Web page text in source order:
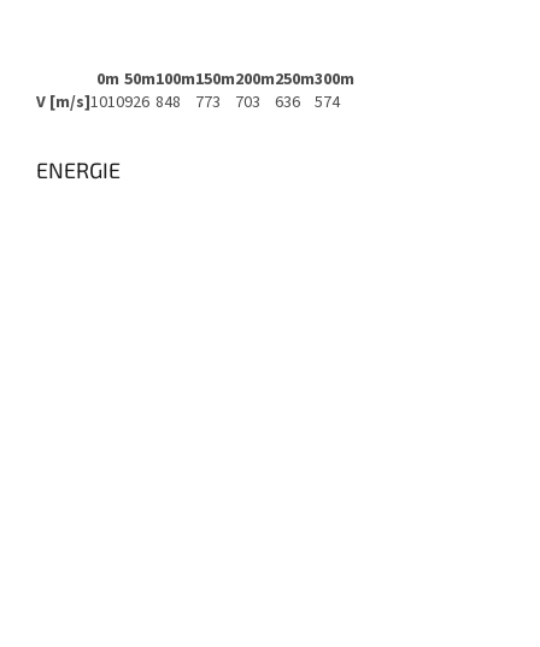
0m 50m100m150m200m250m300m
V [m/s]1010926 848 773 703 636 574
ENERGIE